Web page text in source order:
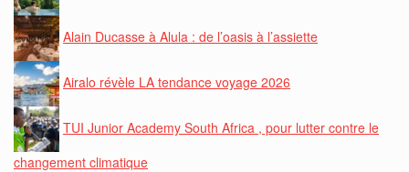
Alain Ducasse à Alula : de l’oasis à l’assiette
Airalo révèle LA tendance voyage 2026
TUI Junior Academy South Africa , pour lutter contre le
changement climatique